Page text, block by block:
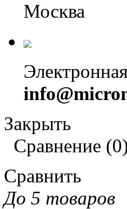
Москва
Закрыть
Сравнение (0
Сравнить
До 5 товаров